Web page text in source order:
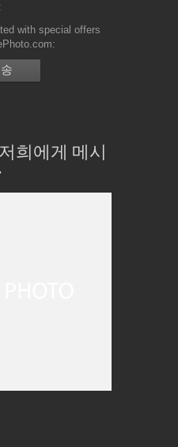
with special offers
희에게 메시